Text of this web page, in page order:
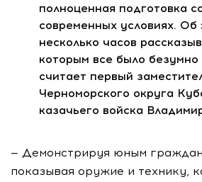
полноценная подготовка
современных условиях. Об
несколько часов
которым все было безумно
считает первый
Черноморского округа
казачьего войска
— Демонстрируя юным
показывая оружие и технику,